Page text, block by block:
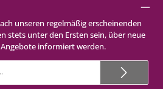
unseren regelmäßig erscheinenden
stets unter den Ersten sein, über neue
informiert werden.
Mail-